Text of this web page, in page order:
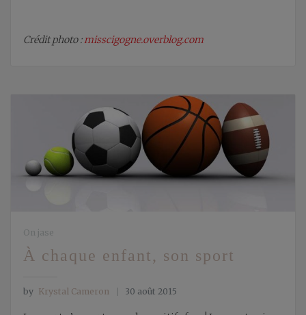
Crédit photo : misscigogne.overblog.com
On jase
À chaque enfant, son sport
by Krystal Cameron 30 août 2015